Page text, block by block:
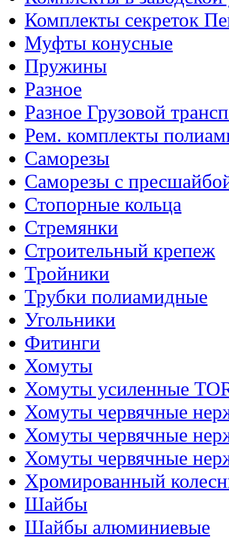
Комплекты секреток
Муфты конусные
Пружины
Разное
Разное Грузовой
Рем. комплекты
Саморезы
Саморезы с
Стопорные кольца
Стремянки
Строительный крепеж
Тройники
Трубки полиамидные
Угольники
Фитинги
Хомуты
Хомуты усиленные
Хомуты червячные
Хомуты червячные
Хомуты червячные
Хромированный
Шайбы
Шайбы алюминиевые